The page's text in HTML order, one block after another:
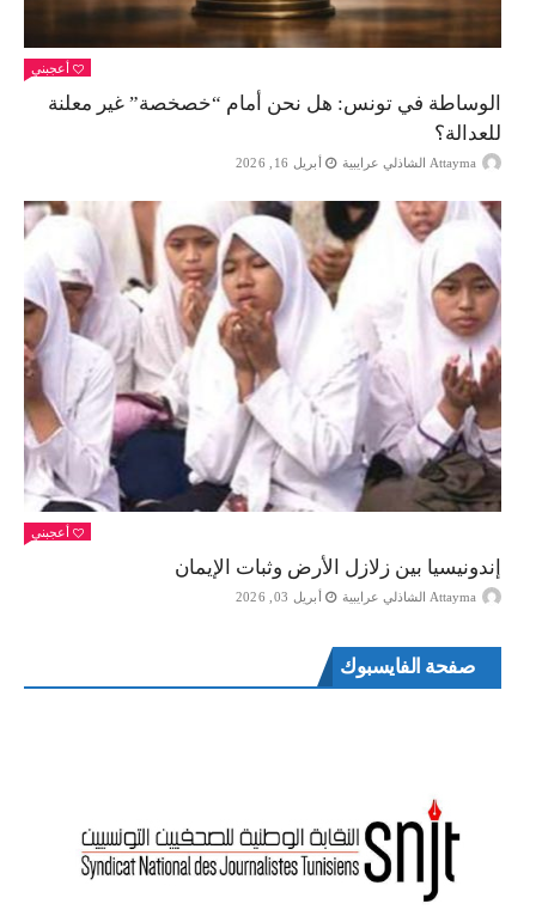
أعجبني
الوساطة في تونس: هل نحن أمام “خصخصة” غير معلنة
للعدالة؟
Attayma الشاذلي عرايبية أبريل 16, 2026
أعجبني
إندونيسيا بين زلازل الأرض وثبات الإيمان
Attayma الشاذلي عرايبية أبريل 03, 2026
صفحة الفايسبوك